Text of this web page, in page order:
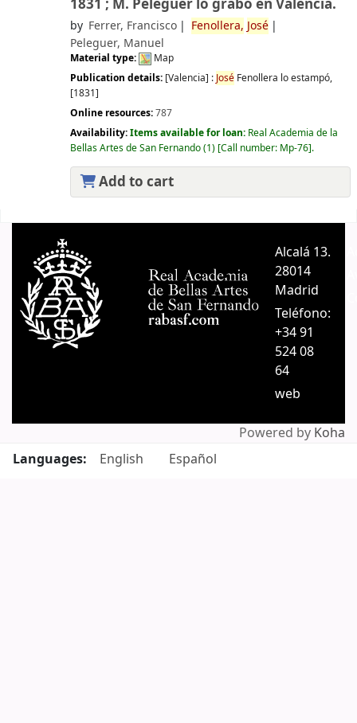
1831 ; M. Peleguer lo grabó en Valencia.
by Ferrer, Francisco Fenollera, José
Peleguer, Manuel
Material type:
Map
Publication details: [Valencia] : JoséFenollera lo estampó,
[1831]
Online resources:787
Availability:Items available for loan: Real Academia de la
Bellas Artes de San Fernando(1) Call number: Mp-76 .
Add to cart
Alcalá 13.
28014
Madrid
Teléfono:
+34 91
524 08
64
web
Powered by Koha
Languages:
English Español